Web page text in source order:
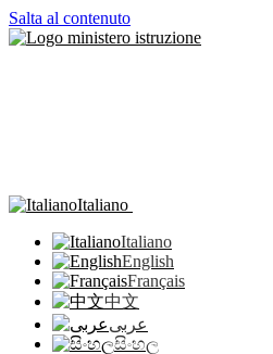
Salta al contenuto
Italiano
Italiano
English
Français
中文
عربى
සිංහල